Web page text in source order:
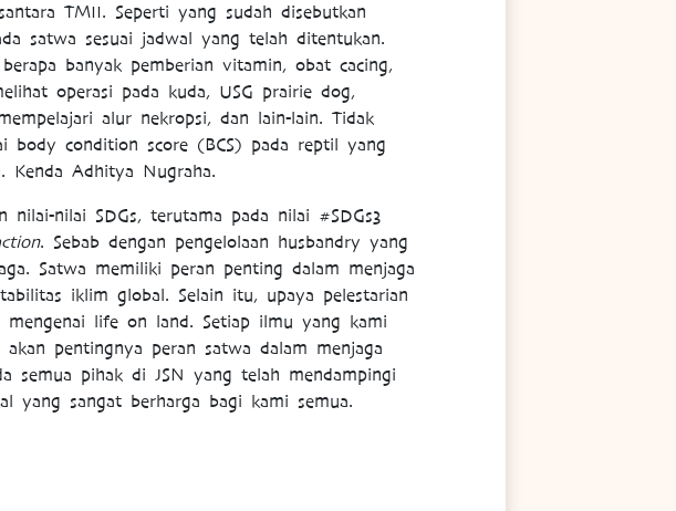
TMII. Seperti yang sudah disebutkan
satwa sesuai jadwal yang telah ditentukan.
banyak pemberian vitamin, obat cacing,
operasi pada kuda, USG prairie dog,
alur nekropsi, dan lain-lain. Tidak
body condition score (BCS) pada reptil yang
Kenda Adhitya Nugraha.
nilai SDGs, terutama pada nilai #SDGs3
. Sebab dengan pengelolaan husbandry yang
Satwa memiliki peran penting dalam menjaga
iklim global. Selain itu, upaya pelestarian
life on land. Setiap ilmu yang kami
pentingnya peran satwa dalam menjaga
semua pihak di JSN yang telah mendampingi
yang sangat berharga bagi kami semua.